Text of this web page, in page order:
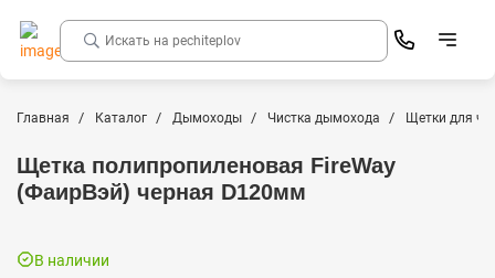
Главная Каталог Дымоходы Чистка дымохода Щетки для
Щетка полипропиленовая FireWay
(ФаирВэй) черная D120мм
В наличии